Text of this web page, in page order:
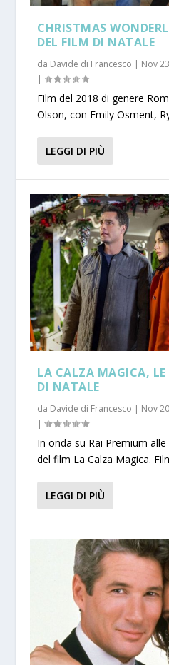
CHRISTMAS
DEL FILM DI NATALE
da Davide di Francesco | Nov
|
Film del 2018 di genere
Olson, con Emily Osment,
LEGGI DI PIÙ
LA CALZA MAGICA,
DI NATALE
da Davide di Francesco | Nov
|
In onda su Rai Premium
del film La Calza Magica.
LEGGI DI PIÙ